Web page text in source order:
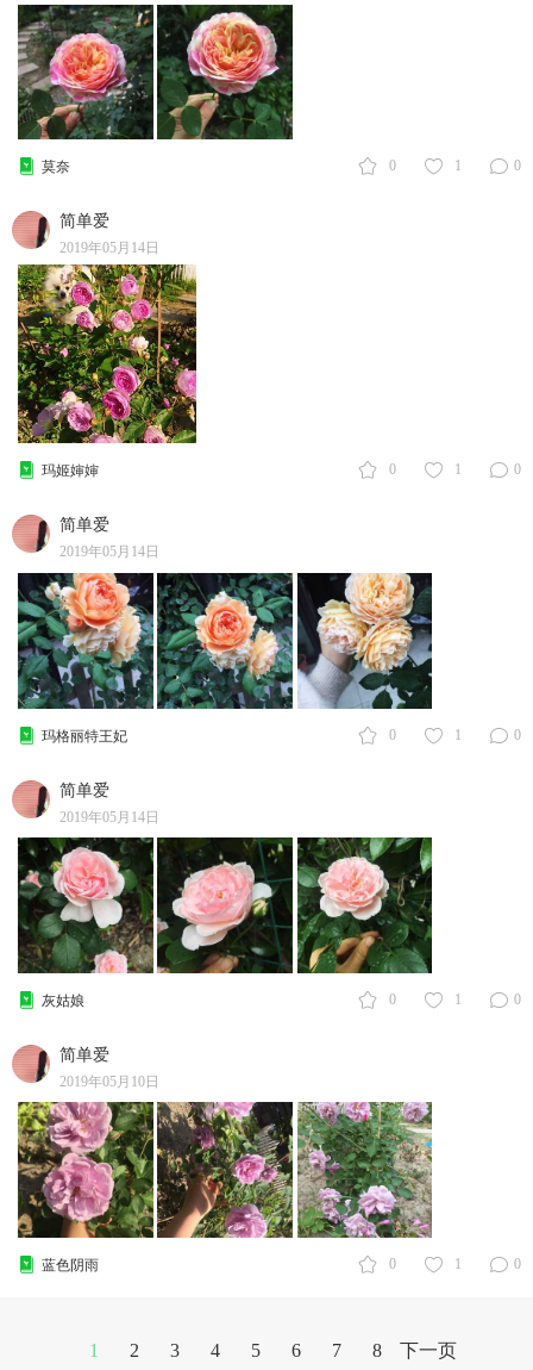
0 1 0
莫奈
简单爱
2019年05月14日
0 1 0
玛姬婶婶
简单爱
2019年05月14日
0 1 0
玛格丽特王妃
简单爱
2019年05月14日
0 1 0
灰姑娘
简单爱
2019年05月10日
0 1 0
蓝色阴雨
1 2 3 4 5 6 7 8 下一页